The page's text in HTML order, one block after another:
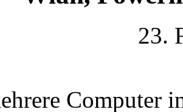
23.
Computer